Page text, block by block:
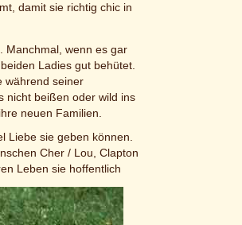
damit sie richtig chic in
Manchmal, wenn es gar
Ladies gut behütet.
während seiner
nicht beißen oder wild ins
neuen Familien.
Liebe sie geben können.
Cher / Lou, Clapton
Leben sie hoffentlich